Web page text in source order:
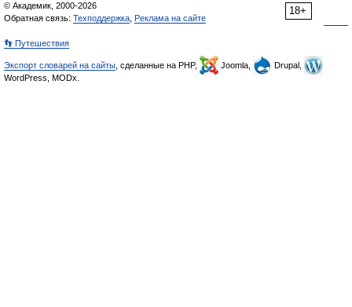
18+
© Академик, 2000-2026
Обратная связь: Техподдержка Реклама на сайте
👣 Путешествия
Экспорт словарей на сайты , сделанные на PHP, Joomla,
Drupal,
WordPress, MODx.